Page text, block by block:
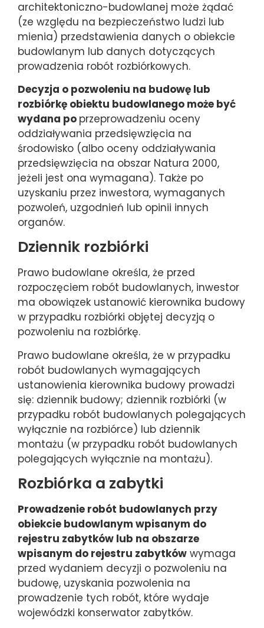
architektoniczno-budowlanej może żądać
(ze względu na bezpieczeństwo ludzi lub
mienia) przedstawienia danych o obiekcie
budowlanym lub danych dotyczących
prowadzenia robót rozbiórkowych.
Decyzja o pozwoleniu na budowę lub
rozbiórkę obiektu budowlanego może być
wydana po przeprowadzeniu oceny
oddziaływania przedsięwzięcia na
środowisko (albo oceny oddziaływania
przedsięwzięcia na obszar Natura 2000,
jeżeli jest ona wymagana). Także po
uzyskaniu przez inwestora, wymaganych
pozwoleń, uzgodnień lub opinii innych
organów.
Dziennik rozbiórki
Prawo budowlane określa, że przed
rozpoczęciem robót budowlanych, inwestor
ma obowiązek ustanowić kierownika budowy
w przypadku rozbiórki objętej decyzją o
pozwoleniu na rozbiórkę.
Prawo budowlane określa, że w przypadku
robót budowlanych wymagających
ustanowienia kierownika budowy prowadzi
się: dziennik budowy; dziennik rozbiórki (w
przypadku robót budowlanych polegających
wyłącznie na rozbiórce) lub dziennik
montażu (w przypadku robót budowlanych
polegających wyłącznie na montażu).
Rozbiórka a zabytki
Prowadzenie robót budowlanych przy
obiekcie budowlanym wpisanym do
rejestru zabytków lub na obszarze
wpisanym do rejestru zabytków wymaga
przed wydaniem decyzji o pozwoleniu na
budowę, uzyskania pozwolenia na
prowadzenie tych robót, które wydaje
wojewódzki konserwator zabytków.